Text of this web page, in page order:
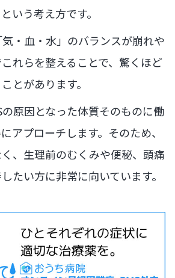
いう考え方です。
・血・水」のバランスが崩れや
れらを整えることで、驚くほど
とがあります。
原因となった体質そのものに働
アプローチします。そのため、
、生理前のむくみや便秘、頭痛
たい方に非常に向いています。